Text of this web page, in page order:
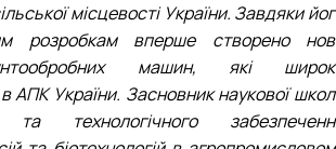
місцевості України. Завдяки
розробкам вперше створено
машин, які
АПК України. Засновник наукової
технологічного